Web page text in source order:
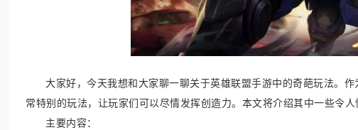
大家好，今天我想和大家聊一聊关于英雄联盟手游中的奇葩玩法。
常特别的玩法，让玩家们可以尽情发挥创造力。本文将介绍其中一些令
主要内容：